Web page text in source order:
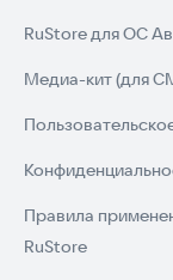
RuStore для ОС
Медиа-кит (для
Правила
RuStore